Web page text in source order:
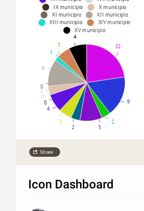
IX municipio X municipio
XI municipio
XII municipio
XIII municipio
XIV municipio
XV municipio
12
9
2
5
2
3
4
0
0
2
0
6
1
3
4
Share
Icon Dashboard